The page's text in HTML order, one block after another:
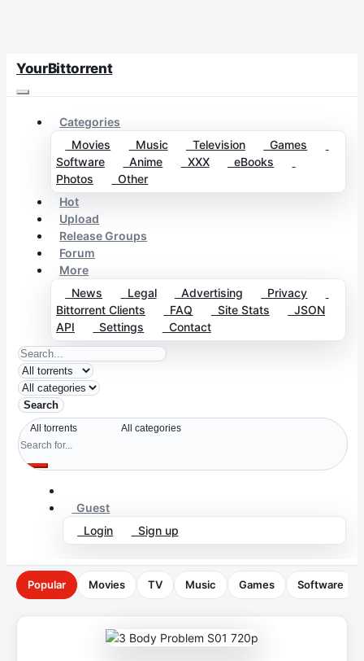
YourBittorrent
Categories
Movies
Music Television
Games
Software
Anime XXX
eBooks
Photos
Other
Hot
Upload
Release Groups
Forum
More
News
Legal Advertising
Privacy
Bittorrent Clients
FAQ Site Stats
JSON
API
Settings Contact
Search
Guest
Login
Sign up
Popular Movies TV Music Games Software